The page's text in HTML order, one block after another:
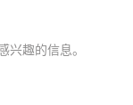
兴趣的信息。